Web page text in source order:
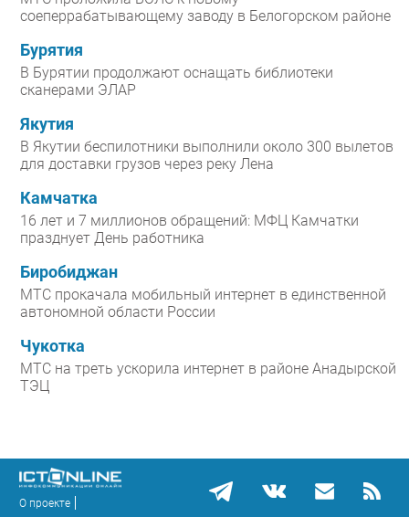
соеперрабатывающему заводу в Белогорском районе
Бурятия
В Бурятии продолжают оснащать библиотеки
сканерами ЭЛАР
Якутия
В Якутии беспилотники выполнили около 300 вылетов
для доставки грузов через реку Лена
Камчатка
16 лет и 7 миллионов обращений: МФЦ Камчатки
празднует День работника
Биробиджан
МТС прокачала мобильный интернет в единственной
автономной области России
Чукотка
МТС на треть ускорила интернет в районе Анадырской
ТЭЦ
О проекте